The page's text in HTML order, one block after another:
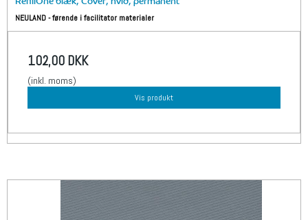
NEULAND - førende i facilitator materialer
102,00 DKK
(inkl. moms)
Vis produkt